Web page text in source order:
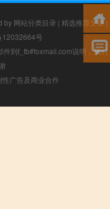
by 网站分类目录 | 精选推荐文章|
12032664号
件到f_fb#foxmail.com说明，我们
广告及商业合作